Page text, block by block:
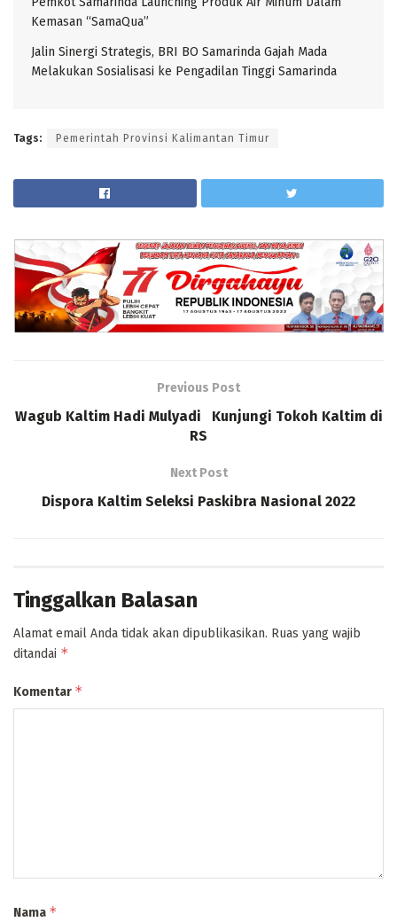
Kemasan “SamaQua”
Jalin Sinergi Strategis, BRI BO Samarinda Gajah Mada
Melakukan Sosialisasi ke Pengadilan Tinggi Samarinda
Tags: Pemerintah Provinsi Kalimantan Timur
Previous Post
Wagub Kaltim Hadi Mulyadi Kunjungi Tokoh Kaltim di
RS
Next Post
Dispora Kaltim Seleksi Paskibra Nasional 2022
Tinggalkan Balasan
Alamat email Anda tidak akan dipublikasikan. Ruas yang wajib
ditandai *
Komentar *
Nama *